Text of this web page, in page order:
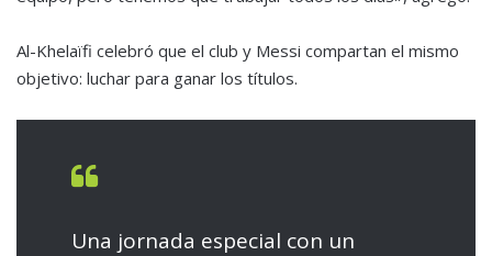
Al-Khelaïfi celebró que el club y Messi compartan el mismo
objetivo: luchar para ganar los títulos.
Una jornada especial con un